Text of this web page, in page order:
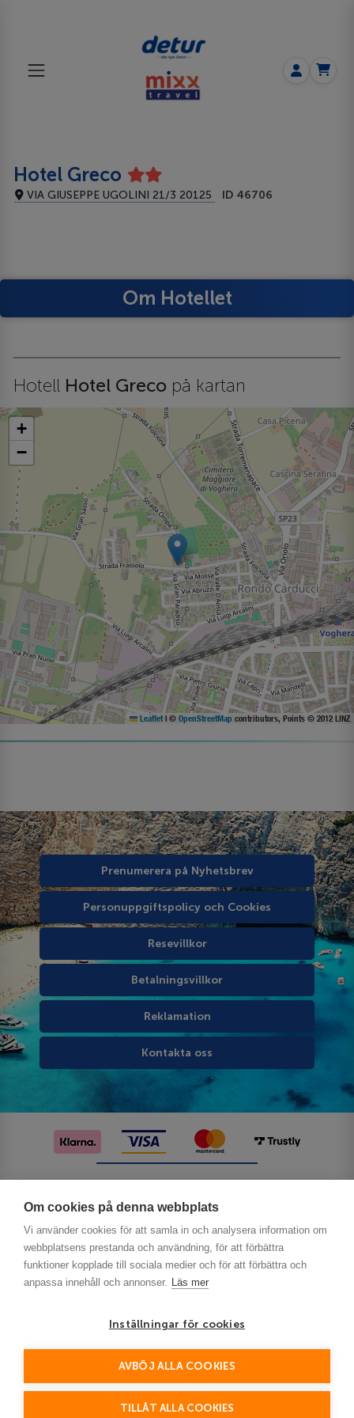
Om cookies på denna webbplats
Vi använder cookies för att samla in och analysera information om
webbplatsens prestanda och användning, för att förbättra
funktioner kopplade till sociala medier och för att förbättra och
anpassa innehåll och annonser. Läs mer
Inställningar för cookies
AVBÖJ ALLA COOKIES
TILLÅT ALLA COOKIES
Hotel Greco
VIA GIUSEPPE UGOLINI 21/3 20125 ID 46706
Om Hotellet
Hotell Hotel Greco på kartan
+
−
Leaflet | © OpenStreetMap contributors, Points © 2012 LINZ
Prenumerera på Nyhetsbrev
Personuppgiftspolicy och Cookies
Resevillkor
Betalningsvillkor
Reklamation
Kontakta oss
This site is protected by reCAPTCHA and the Google
Policy and Terms of Service apply.